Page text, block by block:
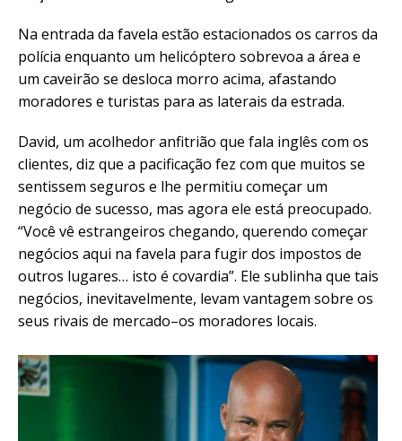
Na entrada da favela estão estacionados os carros da
polícia enquanto um helicóptero sobrevoa a área e
um caveirão se desloca morro acima, afastando
moradores e turistas para as laterais da estrada.
David, um acolhedor anfitrião que fala inglês com os
clientes, diz que a pacificação fez com que muitos se
sentissem seguros e lhe permitiu começar um
negócio de sucesso, mas agora ele está preocupado.
“Você vê estrangeiros chegando, querendo começar
negócios aqui na favela para fugir dos impostos de
outros lugares… isto é covardia”. Ele sublinha que tais
negócios, inevitavelmente, levam vantagem sobre os
seus rivais de mercado–os moradores locais.